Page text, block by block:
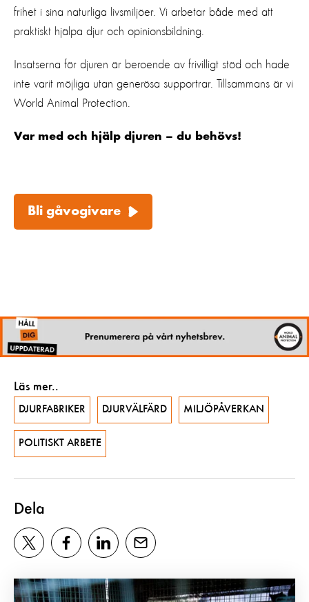
frihet i sina naturliga livsmiljöer. Vi arbetar både med att
praktiskt hjälpa djur och opinionsbildning.
Insatserna för djuren är beroende av frivilligt stöd och hade
inte varit möjliga utan generösa supportrar. Tillsammans är vi
World Animal
Protection
Var med och hjälp djuren – du behövs!
Bli gåvogivare
Läs mer..
DJURFABRIKER DJURVÄLFÄRD MILJÖPÅVERKAN
POLITISKT ARBETE
Dela